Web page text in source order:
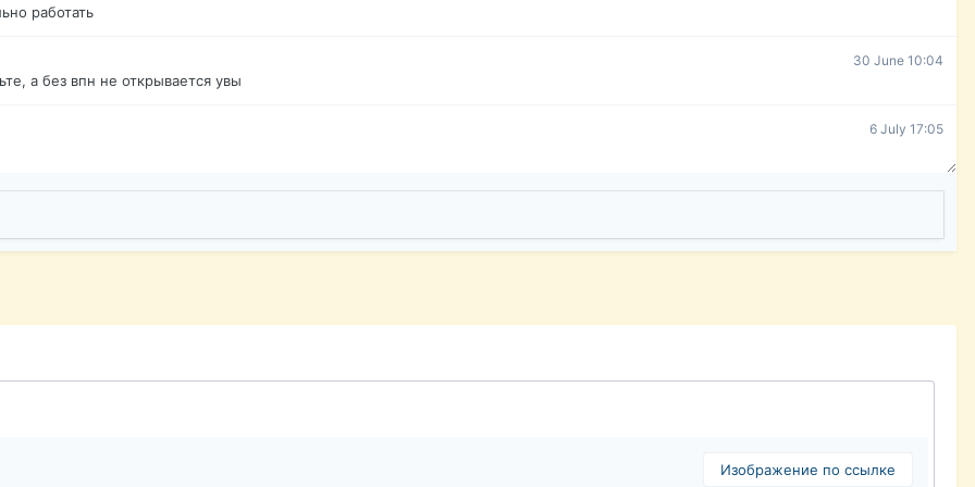
работать
30 June 10:04
а без впн не открывается увы
6 July 17:05
Изображение по ссылке